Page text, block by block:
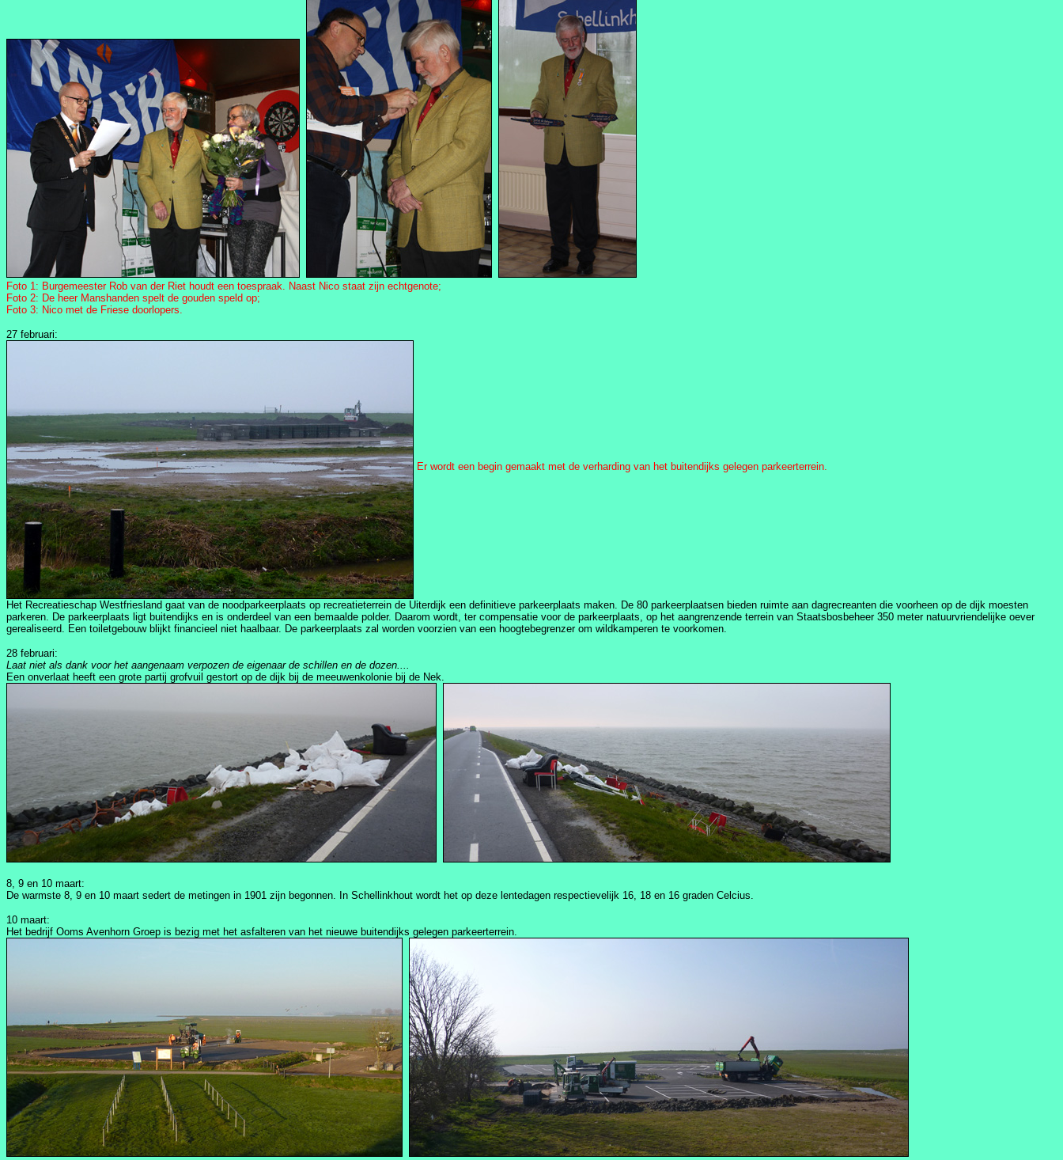
Foto 1: Burgemeester Rob van der Riet houdt een toespraak. Naast Nico staat zijn echtgenote;
Foto 2: De heer Manshanden spelt de gouden speld op;
Foto 3: Nico met de Friese doorlopers.
27 februari:
Er wordt een begin gemaakt met de verharding van het buitendijks gelegen parkeerterrein.
Het Recreatieschap Westfriesland gaat van de noodparkeerplaats op recreatieterrein de Uiterdijk een definitieve parkeerplaats maken. De 80 parkeerplaatsen bieden ruimte aan dagrecreanten die voorheen op de dijk moesten
parkeren. De parkeerplaats ligt buitendijks en is onderdeel van een bemaalde polder. Daarom wordt, ter compensatie voor de parkeerplaats, op het aangrenzende terrein van Staatsbosbeheer 350 meter natuurvriendelijke oever
gerealiseerd. Een toiletgebouw blijkt financieel niet haalbaar. De parkeerplaats zal worden voorzien van een hoogtebegrenzer om wildkamperen te voorkomen.
28 februari:
Laat niet als dank voor het aangenaam verpozen de eigenaar de schillen en de dozen....
Een onverlaat heeft een grote partij grofvuil gestort op de dijk bij de meeuwenkolonie bij de Nek.
8, 9 en 10 maart:
De warmste 8, 9 en 10 maart sedert de metingen in 1901 zijn begonnen. In Schellinkhout wordt het op deze lentedagen respectievelijk 16, 18 en 16 graden Celcius.
10 maart:
Het bedrijf Ooms Avenhorn Groep is bezig met het asfalteren van het nieuwe buitendijks gelegen parkeerterrein.